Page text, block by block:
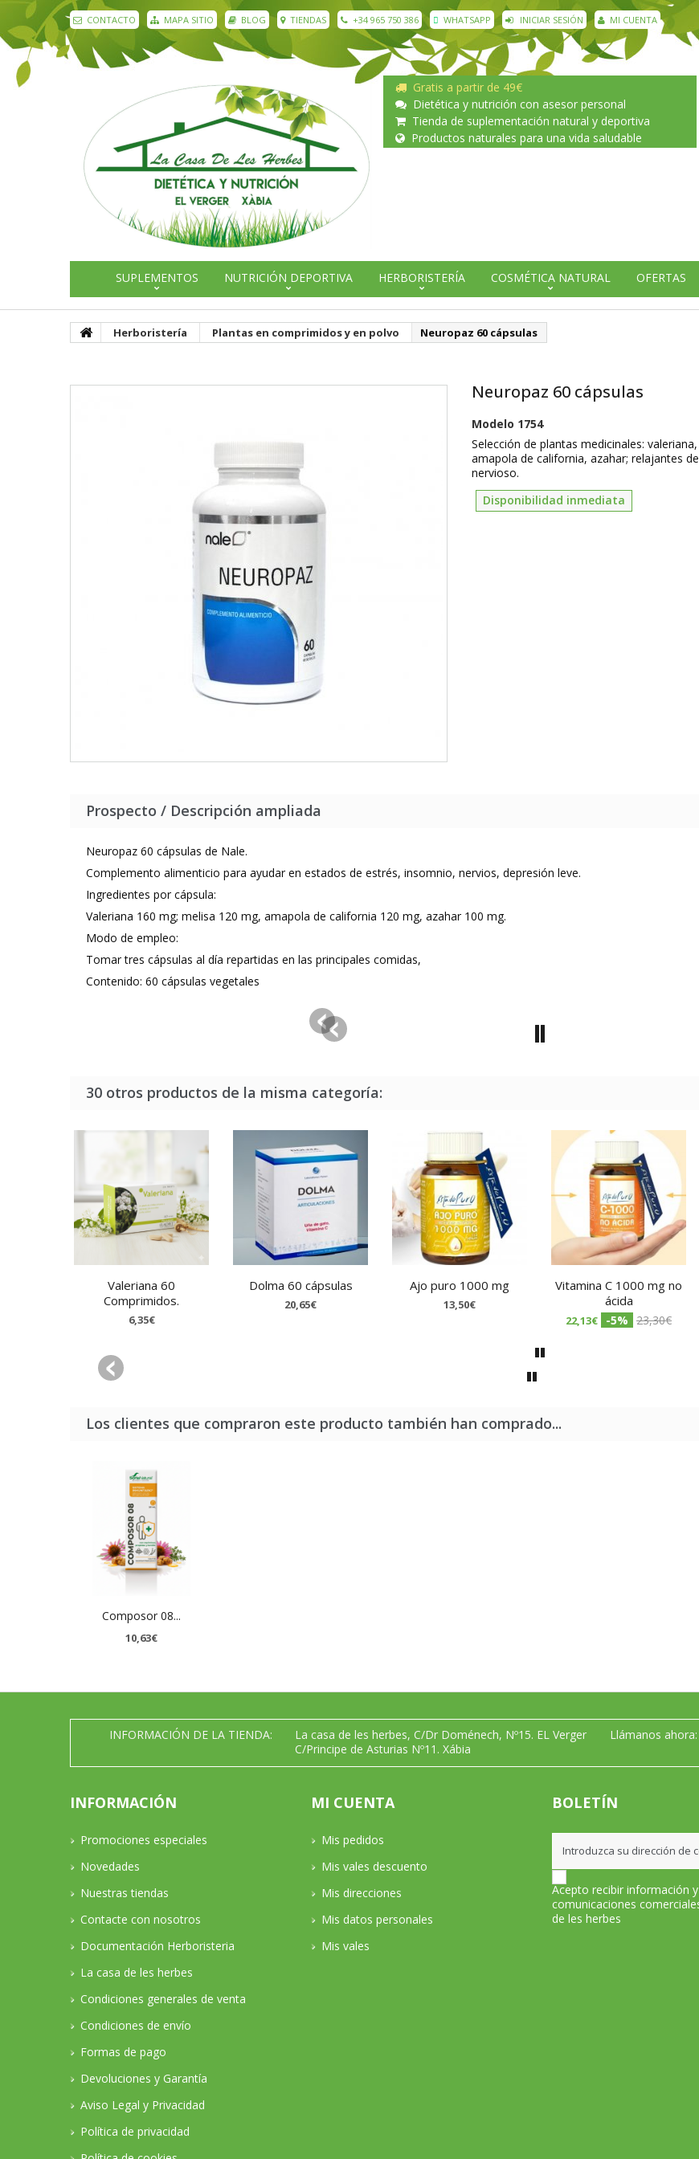
CONTACTO MAPA SITIO BLOG TIENDAS +34 965 750 386 WHATSAPP INICIAR SESIÓN MI CUENTA
Gratis a partir de 49€
Dietética y nutrición con asesor personal
Tienda de suplementación natural y deportiva
Productos naturales para una vida saludable
SUPLEMENTOS NUTRICIÓN DEPORTIVA HERBORISTERÍA COSMÉTICA NATURAL OFERTAS
Herboristería Plantas en comprimidos y en polvo Neuropaz 60 cápsulas
Neuropaz 60 cápsulas
Modelo 1754
Selección de plantas medicinales:
amapola de california, azahar; relajantes
nervioso.
Disponibilidad inmediata
Prospecto / Descripción ampliada
Neuropaz 60 cápsulas de Nale.
Complemento alimenticio para ayudar en estados de estrés, insomnio, nervios, depresión leve.
Ingredientes por cápsula:
Valeriana 160 mg; melisa 120 mg, amapola de california 120 mg, azahar 100 mg.
Modo de empleo:
Tomar tres cápsulas al día repartidas en las principales comidas,
Contenido: 60 cápsulas vegetales
30 otros productos de la misma categoría:
Valeriana 60
Comprimidos.
6,35€
Dolma 60 cápsulas
20,65€
Ajo puro 1000 mg
13,50€
Vitamina C 1000 mg no
ácida
22,13€ -5% 23,30€
Los clientes que compraron este producto también han comprado...
Composor 08...
10,63€
INFORMACIÓN DE LA TIENDA:
La casa de les herbes, C/Dr Doménech, Nº15. EL Verger
C/Principe de Asturias Nº11. Xábia
Llámanos ahora:
INFORMACIÓN
Promociones especiales
Novedades
Nuestras tiendas
Contacte con nosotros
Documentación Herboristeria
La casa de les herbes
Condiciones generales de venta
Condiciones de envío
Formas de pago
Devoluciones y Garantía
Aviso Legal y Privacidad
Política de privacidad
MI CUENTA
Mis pedidos
Mis vales descuento
Mis direcciones
Mis datos personales
Mis vales
BOLETÍN
Acepto recibir información y
comunicaciones
de les herbes